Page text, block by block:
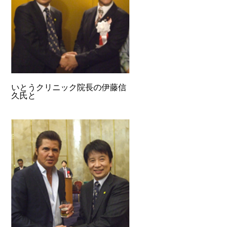
いとうクリニック院長の伊藤信
久氏と